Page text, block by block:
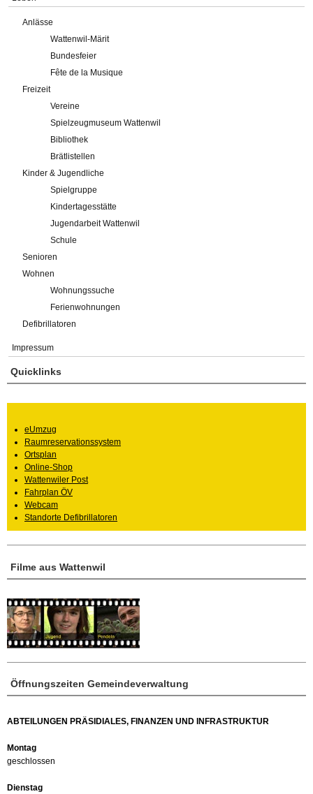
Anlässe
Wattenwil-Märit
Bundesfeier
Fête de la Musique
Freizeit
Vereine
Spielzeugmuseum Wattenwil
Bibliothek
Brätlistellen
Kinder & Jugendliche
Spielgruppe
Kindertagesstätte
Jugendarbeit Wattenwil
Schule
Senioren
Wohnen
Wohnungssuche
Ferienwohnungen
Defibrillatoren
Impressum
Öffnungszeiten Gemeindeverwaltung
ABTEILUNGEN PRÄSIDIALES, FINANZEN UND INFRASTRUKTUR
Montag
geschlossen
Dienstag
Filme aus Wattenwil
Quicklinks
eUmzug
Raumreservationssystem
Ortsplan
Online-Shop
Wattenwiler Post
Fahrplan ÖV
Webcam
Standorte Defibrillatoren